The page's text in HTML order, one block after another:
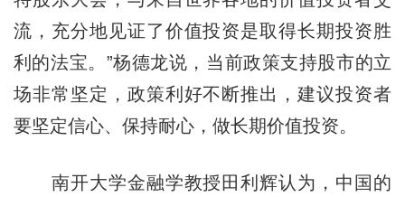
流，充分地见证了价值投资是取得长期投资胜
利的法宝。”杨德龙说，当前政策支持股市的立
场非常坚定，政策利好不断推出，建议投资者
要坚定信心、保持耐心，做长期价值投资。
南开大学金融学教授田利辉认为，中国的